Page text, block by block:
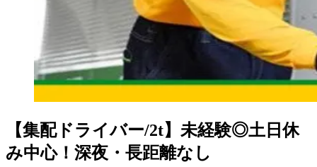
【集配ドライバー/2t】未経験◎土日休
み中心！深夜・長距離なし